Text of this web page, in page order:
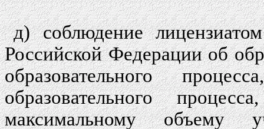
д) соблюдение
Российской Федерации об
образовательного
образовательного
максимальному объему